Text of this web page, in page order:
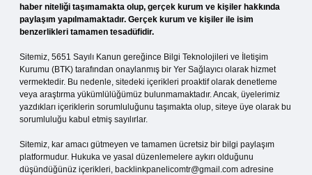
haber niteliği taşımamakta olup, gerçek kurum ve kişiler hakkında
paylaşım yapılmamaktadır. Gerçek kurum ve kişiler ile isim
benzerlikleri tamamen tesadüfidir.
Sitemiz, 5651 Sayılı Kanun gereğince Bilgi Teknolojileri ve İletişim
Kurumu (BTK) tarafından onaylanmış bir Yer Sağlayıcı olarak hizmet
vermektedir. Bu nedenle, sitedeki içerikleri proaktif olarak denetleme
veya araştırma yükümlülüğümüz bulunmamaktadır. Ancak, üyelerimiz
yazdıkları içeriklerin sorumluluğunu taşımakta olup, siteye üye olarak bu
sorumluluğu kabul etmiş sayılırlar.
Sitemiz, kar amacı gütmeyen ve tamamen ücretsiz bir bilgi paylaşım
platformudur. Hukuka ve yasal düzenlemelere aykırı olduğunu
düşündüğünüz içerikleri, backlinkpanelicomtr@gmail.com adresine